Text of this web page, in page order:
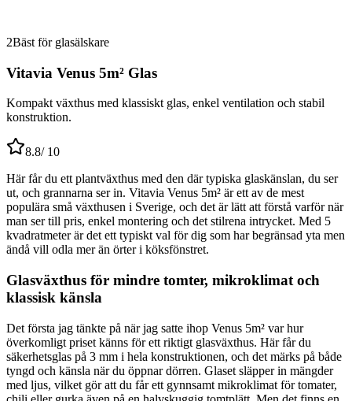
2Bäst för glasälskare
Vitavia Venus 5m² Glas
Kompakt växthus med klassiskt glas, enkel ventilation och stabil
konstruktion.
8.8/ 10
Här får du ett plantväxthus med den där typiska glaskänslan, du ser
ut, och grannarna ser in. Vitavia Venus 5m² är ett av de mest
populära små växthusen i Sverige, och det är lätt att förstå varför när
man ser till pris, enkel montering och det stilrena intrycket. Med 5
kvadratmeter är det ett typiskt val för dig som har begränsad yta men
ändå vill odla mer än örter i köksfönstret.
Glasväxthus för mindre tomter, mikroklimat och
klassisk känsla
Det första jag tänkte på när jag satte ihop Venus 5m² var hur
överkomligt priset känns för ett riktigt glasväxthus. Här får du
säkerhetsglas på 3 mm i hela konstruktionen, och det märks på både
tyngd och känsla när du öppnar dörren. Glaset släpper in mängder
med ljus, vilket gör att du får ett gynnsamt mikroklimat för tomater,